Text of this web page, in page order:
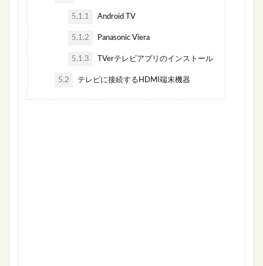
5.1.1 Android TV
5.1.2 Panasonic Viera
5.1.3 TVerテレビアプリのインストール
5.2 テレビに接続するHDMI端末機器